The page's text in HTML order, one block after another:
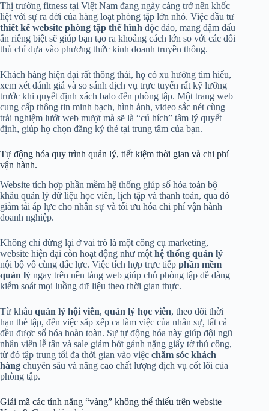
Thị trường fitness tại Việt Nam đang ngày càng trở nên khốc
liệt với sự ra đời của hàng loạt phòng tập lớn nhỏ. Việc đầu tư
thiết kế website phòng tập thể hình độc đáo, mang đậm dấu
ấn riêng biệt sẽ giúp bạn tạo ra khoảng cách lớn so với các đối
thủ chỉ dựa vào phương thức kinh doanh truyền thống.
Khách hàng hiện đại rất thông thái, họ có xu hướng tìm hiểu,
xem xét đánh giá và so sánh dịch vụ trực tuyến rất kỹ lưỡng
trước khi quyết định xách balo đến phòng tập. Một trang web
cung cấp thông tin minh bạch, hình ảnh, video sắc nét cùng
trải nghiệm lướt web mượt mà sẽ là “cú hích” tâm lý quyết
định, giúp họ chọn đăng ký thẻ tại trung tâm của bạn.
Tự động hóa quy trình quản lý, tiết kiệm thời gian và chi phí
vận hành.
Website tích hợp phần mềm hệ thống giúp số hóa toàn bộ
khâu quản lý dữ liệu học viên, lịch tập và thanh toán, qua đó
giảm tải áp lực cho nhân sự và tối ưu hóa chi phí vận hành
doanh nghiệp.
Không chỉ dừng lại ở vai trò là một công cụ marketing,
website hiện đại còn hoạt động như một hệ thống quản lý
nội bộ vô cùng đắc lực. Việc tích hợp trực tiếp phần mềm
quản lý ngay trên nền tảng web giúp chủ phòng tập dễ dàng
kiểm soát mọi luồng dữ liệu theo thời gian thực.
Từ khâu quản lý hội viên, quản lý học viên, theo dõi thời
hạn thẻ tập, đến việc sắp xếp ca làm việc của nhân sự, tất cả
đều được số hóa hoàn toàn. Sự tự động hóa này giúp đội ngũ
nhân viên lễ tân và sale giảm bớt gánh nặng giấy tờ thủ công,
từ đó tập trung tối đa thời gian vào việc chăm sóc khách
hàng chuyên sâu và nâng cao chất lượng dịch vụ cốt lõi của
phòng tập.
Giải mã các tính năng “vàng” không thể thiếu trên website